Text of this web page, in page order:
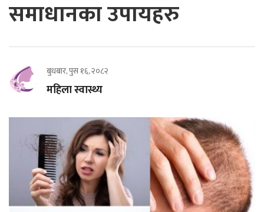
समाधानका उपायहरु
बुधबार, पुस १६, २०८२
महिला स्वास्थ्य